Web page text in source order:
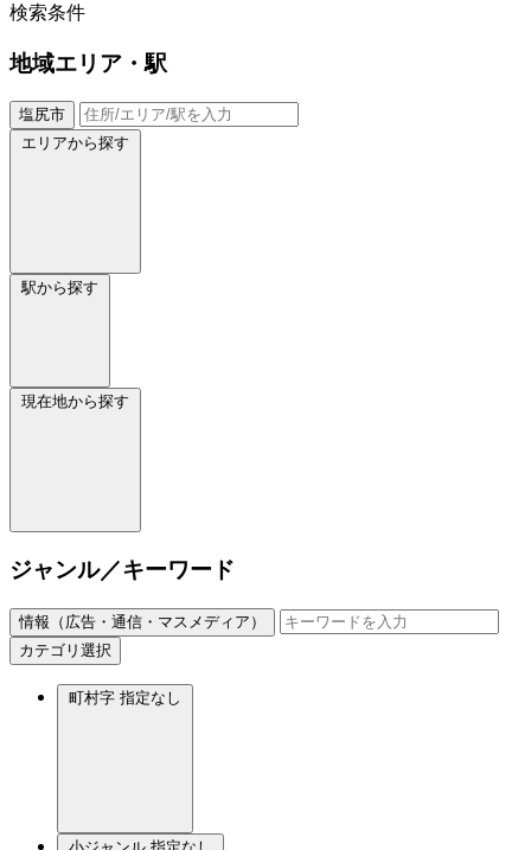
検索条件
地域エリア・駅
塩尻市
エリアから探す
駅から探す
現在地から探す
ジャンル／キーワード
情報（広告・通信・マスメディア）
カテゴリ選択
町村字 指定なし